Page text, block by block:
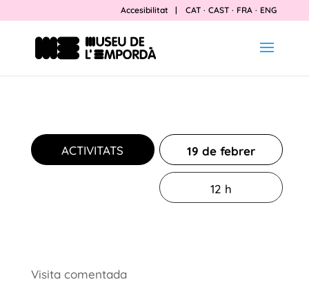
Accesibilitat | CAT · CAST · FRA · ENG
ACTIVITATS 19 de febrer
12 h
Visita comentada